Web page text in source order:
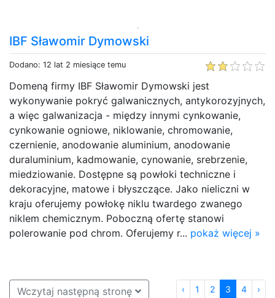
IBF Sławomir Dymowski
Dodano: 12 lat 2 miesiące temu
Domeną firmy IBF Sławomir Dymowski jest
wykonywanie pokryć galwanicznych, antykorozyjnych,
a więc galwanizacja - między innymi cynkowanie,
cynkowanie ogniowe, niklowanie, chromowanie,
czernienie, anodowanie aluminium, anodowanie
duraluminium, kadmowanie, cynowanie, srebrzenie,
miedziowanie. Dostępne są powłoki techniczne i
dekoracyjne, matowe i błyszczące. Jako nieliczni w
kraju oferujemy powłokę niklu twardego zwanego
niklem chemicznym. Poboczną ofertę stanowi
polerowanie pod chrom. Oferujemy r... pokaż więcej »
Wczytaj następną stronę ‹ 1 2 3 4 ›